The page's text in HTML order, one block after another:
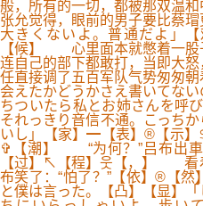
般，所有的一切，都被那双温和
张允觉得，眼前的男子要比蔡
大きくないよ。普通だよ」
【候】 心里面本就憋着一股
连自己的部下都敢打，当即大
任直接调了五百军队气势匆匆
会えたかどうかさえ書いてな
ちついたら私とお姉さんを呼
それっきり音信不通。こっち
いし」【家】━【表】®【示】
✞【潮】 “为何？”吕布出車
【过】↖【程】웃【，】 看
布笑了：“怕了？”【依】®【然
と僕は言った。【凸】【显】